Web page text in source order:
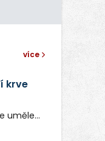
více
krve
uměle